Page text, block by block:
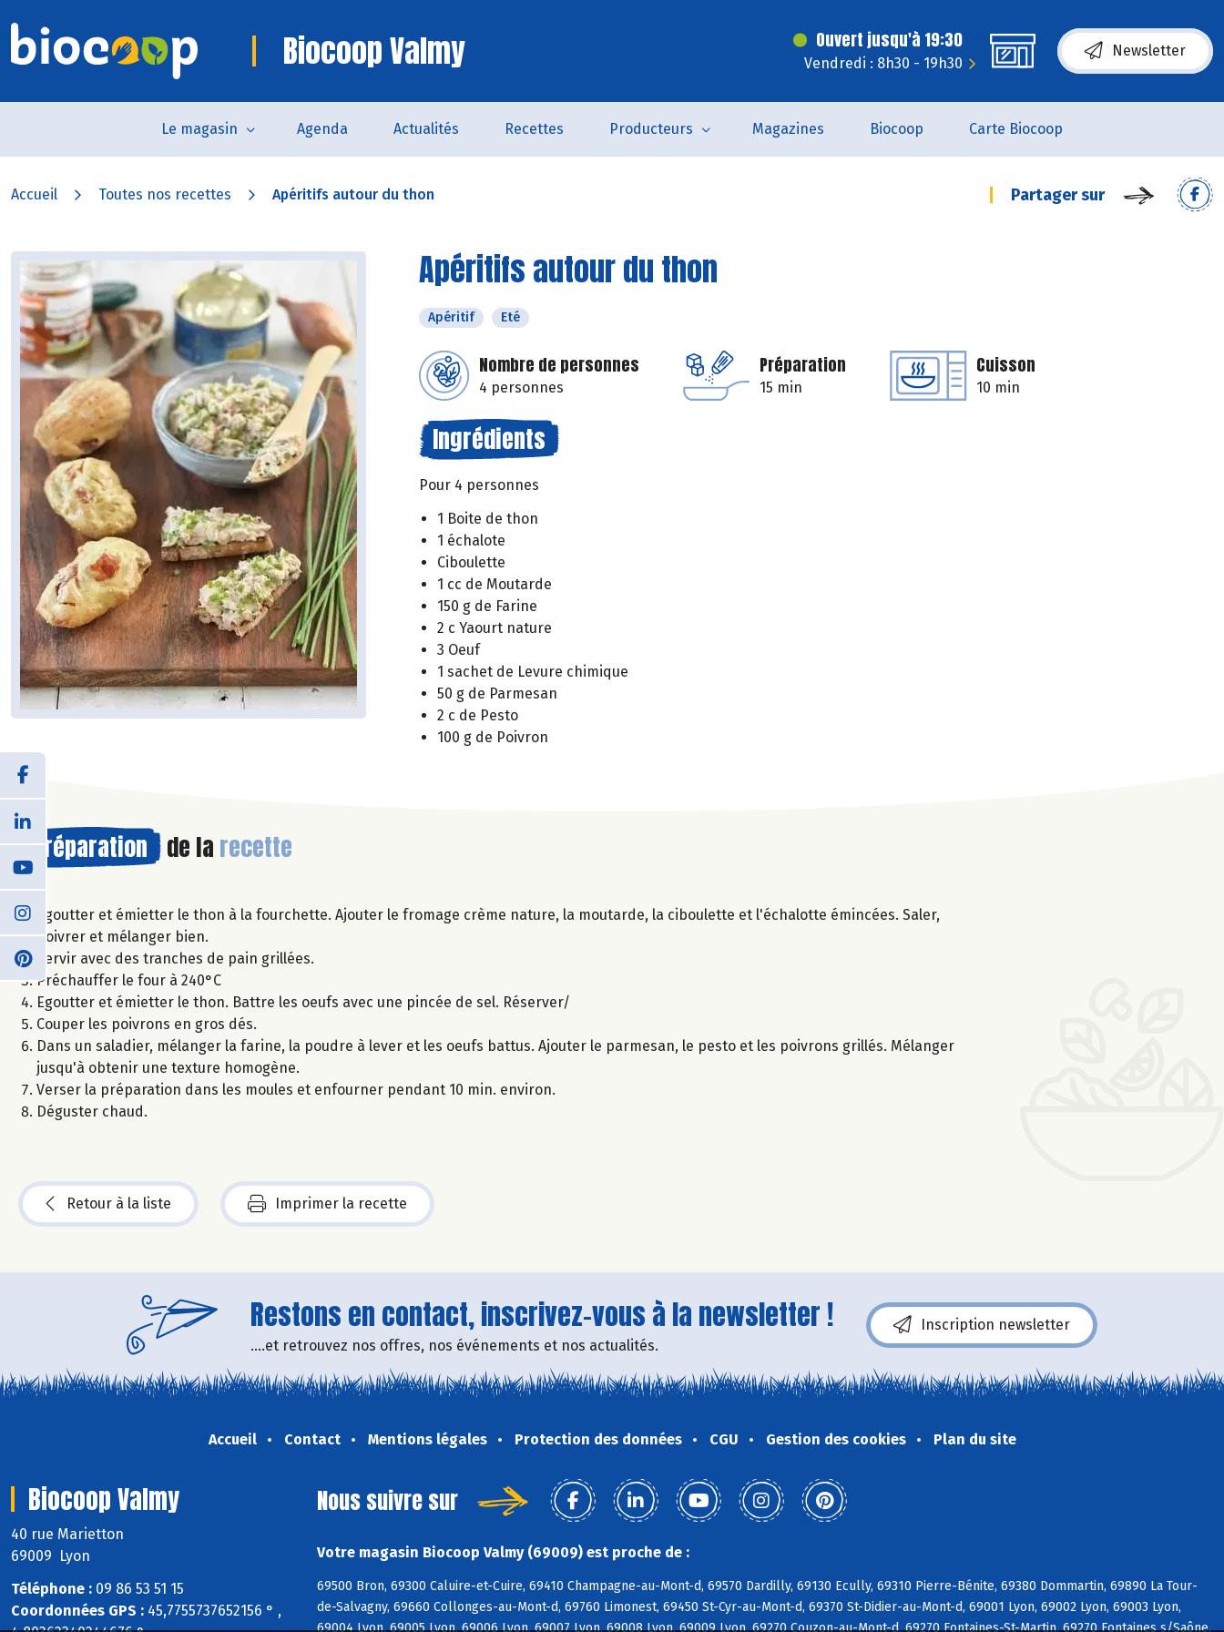
Biocoop Valmy Ouvert jusqu'à 19:30
Vendredi : 8h30 - 19h30
Newsletter
Le magasin Agenda Actualités Recettes Producteurs Magazines Biocoop Carte Biocoop
Accueil Toutes nos recettes Apéritifs autour du thon Partager sur
Apéritifs autour du thon
Apéritif Eté
Nombre de personnes
4 personnes
Préparation
15 min
Cuisson
10 min
Ingrédients
Pour 4 personnes
1 Boite de thon
1 échalote
Ciboulette
1 cc de Moutarde
150 g de Farine
2 c Yaourt nature
3 Oeuf
1 sachet de Levure chimique
50 g de Parmesan
2 c de Pesto
100 g de Poivron
Préparation de la recette
Egoutter et émietter le thon à la fourchette. Ajouter le fromage crème nature, la moutarde, la ciboulette et l'échalotte émincées. Saler,
poivrer et mélanger bien.
Servir avec des tranches de pain grillées.
Préchauffer le four à 240°C
Egoutter et émietter le thon. Battre les oeufs avec une pincée de sel. Réserver/
Couper les poivrons en gros dés.
Dans un saladier, mélanger la farine, la poudre à lever et les oeufs battus. Ajouter le parmesan, le pesto et les poivrons grillés. Mélanger
jusqu'à obtenir une texture homogène.
Verser la préparation dans les moules et enfourner pendant 10 min. environ.
Déguster chaud.
Retour à la liste Imprimer la recette
Restons en contact, inscrivez-vous à la newsletter !
....et retrouvez nos offres, nos événements et nos actualités.
Inscription newsletter
Accueil Contact Mentions légales Protection des données CGU Gestion des cookies Plan du site
Biocoop Valmy
40 rue Marietton
69009 Lyon
Téléphone : 09 86 53 51 15
Coordonnées GPS : 45,7755737652156 ° ,
Nous suivre sur
Votre magasin Biocoop Valmy (69009) est proche de :
69500 Bron, 69300 Caluire-et-Cuire, 69410 Champagne-au-Mont-d, 69570 Dardilly, 69130 Ecully, 69310 Pierre-Bénite, 69380 Dommartin, 69890 La Tour-
de-Salvagny, 69660 Collonges-au-Mont-d, 69760 Limonest, 69450 St-Cyr-au-Mont-d, 69370 St-Didier-au-Mont-d, 69001 Lyon, 69002 Lyon, 69003 Lyon,
69004 Lyon, 69005 Lyon, 69006 Lyon, 69007 Lyon, 69008 Lyon, 69009 Lyon, 69270 Couzon-au-Mont-d, 69270 Fontaines-St-Martin, 69270 Fontaines s/Saône,